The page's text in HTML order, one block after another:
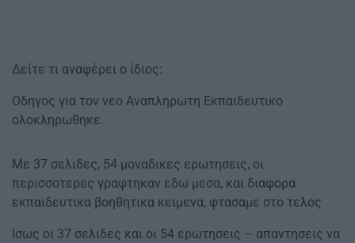
Δείτε τι αναφέρει ο ίδιος:
Οδηγος για τον νεο Αναπληρωτη Εκπαιδευτικο
ολοκληρωθηκε.
Με 37 σελιδες, 54 μοναδικες ερωτησεις, οι
περισσοτερες γραφτηκαν εδω μεσα, και διαφορα
εκπαιδευτικα βοηθητικα κειμενα, φτασαμε στο τελος
Ισως οι 37 σελιδες και οι 54 ερωτησεις – απαντησεις να